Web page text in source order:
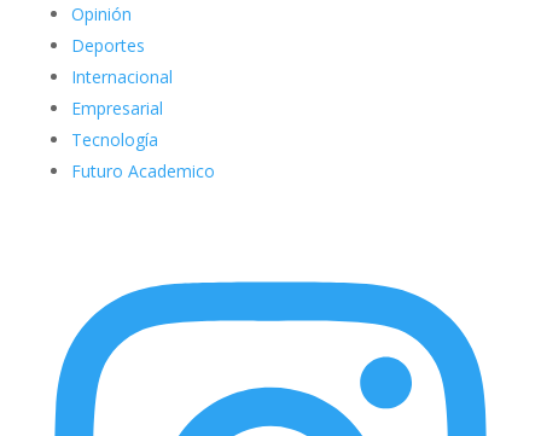
Opinión
Deportes
Internacional
Empresarial
Tecnología
Futuro Academico